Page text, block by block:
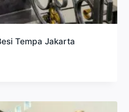
Tempa Jakarta